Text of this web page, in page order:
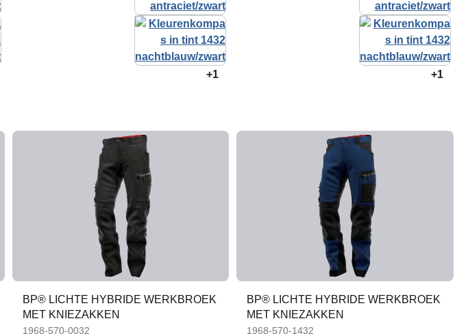
+1 +1
BP® LICHTE HYBRIDE WERKBROEK
MET KNIEZAKKEN
1968-570-0032
BP® LICHTE HYBRIDE WERKBROEK
MET KNIEZAKKEN
1968-570-1432